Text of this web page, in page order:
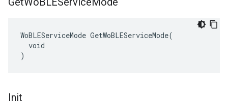
WoBLEServiceMode GetWoBLEServiceMode(
  void
)
Init